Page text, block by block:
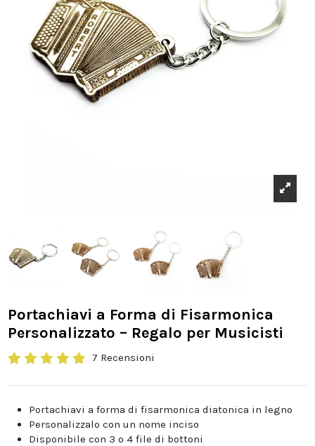
Portachiavi a Forma di Fisarmonica
Personalizzato – Regalo per Musicisti
7 Recensioni
Portachiavi a forma di fisarmonica diatonica in legno
Personalizzalo con un nome inciso
Disponibile con 3 o 4 file di bottoni